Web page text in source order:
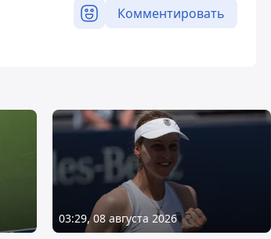
Комментировать
03:29, 08 августа 2026